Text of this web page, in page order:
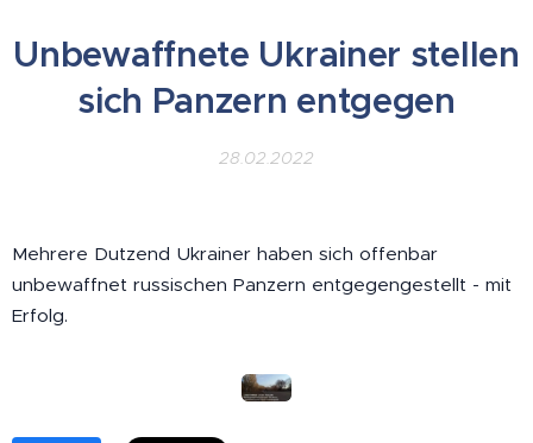
Unbewaffnete Ukrainer stellen
sich Panzern entgegen
28.02.2022
Mehrere Dutzend Ukrainer haben sich offenbar
unbewaffnet russischen Panzern entgegengestellt - mit
Erfolg.